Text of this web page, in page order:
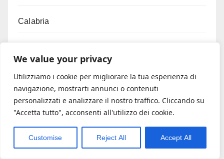
We value your privacy
Utilizziamo i cookie per migliorare la tua esperienza di
navigazione, mostrarti annunci o contenuti
personalizzati e analizzare il nostro traffico. Cliccando su
"Accetta tutto", acconsenti all'utilizzo dei cookie.
Customise Reject All Accept All
Calabria
Cessione del quinto
Commercio
Consolidamento debiti